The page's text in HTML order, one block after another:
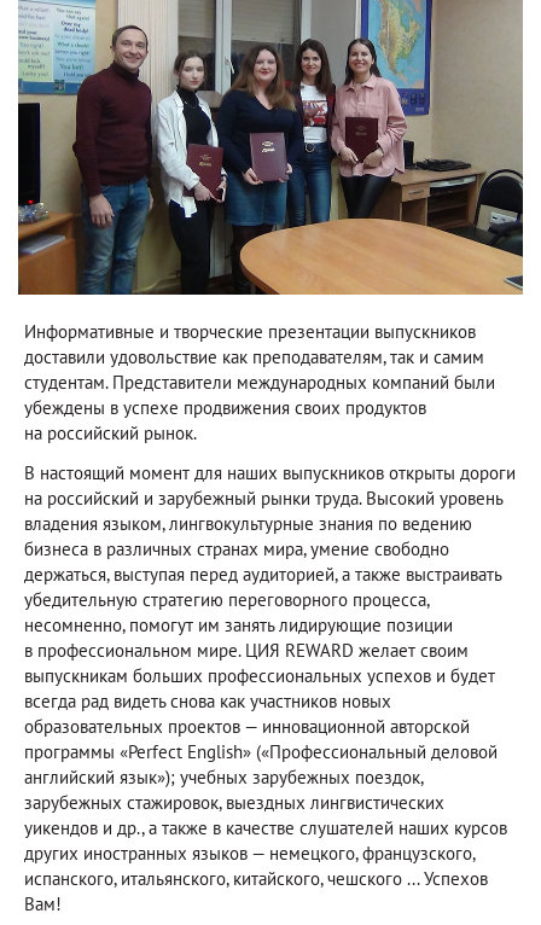
Информативные и творческие презентации выпускников
доставили удовольствие как преподавателям, так и самим
студентам. Представители международных компаний были
убеждены в успехе продвижения своих продуктов
на российский рынок.
В настоящий момент для наших выпускников открыты дороги
на российский и зарубежный рынки труда. Высокий уровень
владения языком, лингвокультурные знания по ведению
бизнеса в различных странах мира, умение свободно
держаться, выступая перед аудиторией, а также выстраивать
убедительную стратегию переговорного процесса,
несомненно, помогут им занять лидирующие позиции
в профессиональном мире. ЦИЯ REWARD желает своим
выпускникам больших профессиональных успехов и будет
всегда рад видеть снова как участников новых
образовательных проектов — инновационной авторской
программы «Perfect English» («Профессиональный деловой
английский язык»); учебных зарубежных поездок,
зарубежных стажировок, выездных лингвистических
уикендов и др., а также в качестве слушателей наших курсов
других иностранных языков — немецкого, французского,
испанского, итальянского, китайского, чешского ... Успехов
Вам!